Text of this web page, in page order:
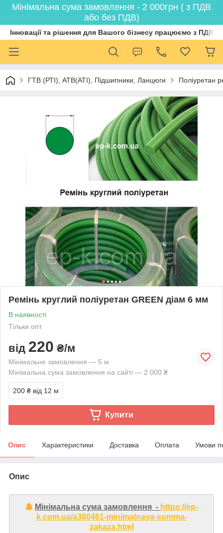
Мінімальна сума замовлення - 2 000грн ( з ПДВ
або без ПДВ)
Інновації та рішення для Вашого бізнесу працюємо з ПДВ
ГТВ (РТI), АТВ(АТI), Пiдшипники, Ланцюги Поліуретан
Ремінь круглий поліуретан GREEN діам 6 мм
В наявності
Тільки опт
від 220 ₴/м
Мінімальне замовлення — 5 м
Мінімальна сума замовлення на сайті — 2 000 ₴
200 ₴ від 12 м
Купити
Опис Характеристики Доставка Оплата Умови
Опис
Мінімальна сума замовлення - https://ep-
k.com.ua/a380461-minimalnaya-summa-
zakaza.html